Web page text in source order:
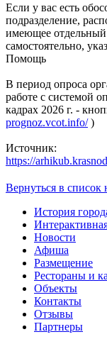
Если у вас есть
подразделение,
имеющее
самостоятельно,
Помощь
В период опроса
работе с системой
кадрах 2026 г. -
prognoz.vcot.info/)
Источник:
https://
Вернуться в список
История
Новости
Афиша
Размещение
Рестораны и
Объекты
Контакты
Отзывы
Партнеры